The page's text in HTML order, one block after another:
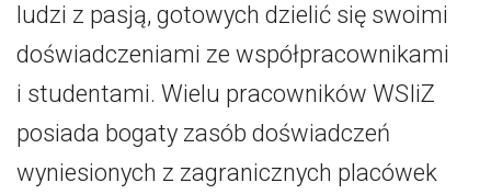
ludzi z pasją, gotowych dzielić się swoimi
doświadczeniami ze współpracownikami
i studentami. Wielu pracowników WSIiZ
posiada bogaty zasób doświadczeń
wyniesionych z zagranicznych placówek